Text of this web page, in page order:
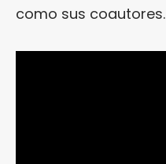
como sus coautores.